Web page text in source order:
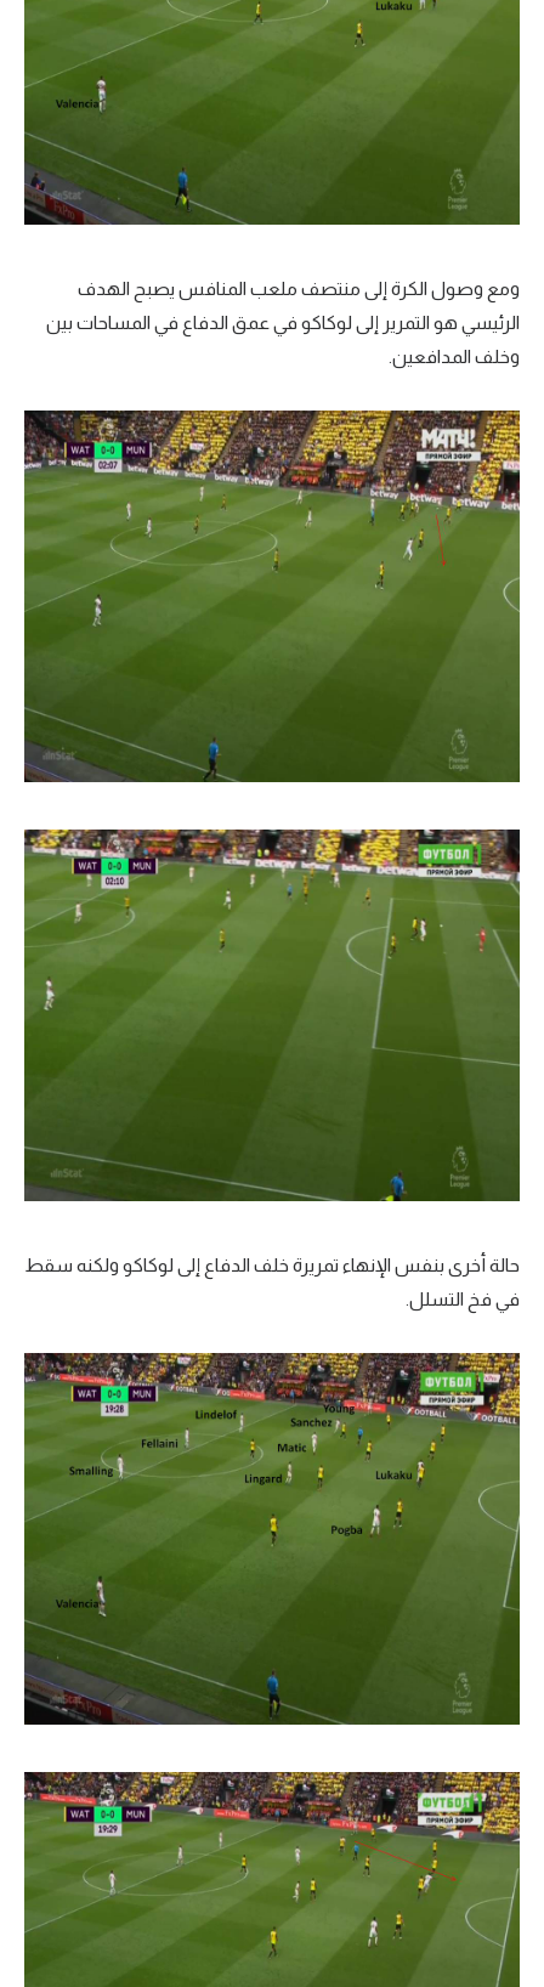
ومع وصول الكرة إلى منتصف ملعب المنافس يصبح الهدف
الرئيسي هو التمرير إلى لوكاكو في عمق الدفاع في المساحات بين
وخلف المدافعين.
حالة أخرى بنفس الإنهاء تمريرة خلف الدفاع إلى لوكاكو ولكنه سقط
في فخ التسلل.